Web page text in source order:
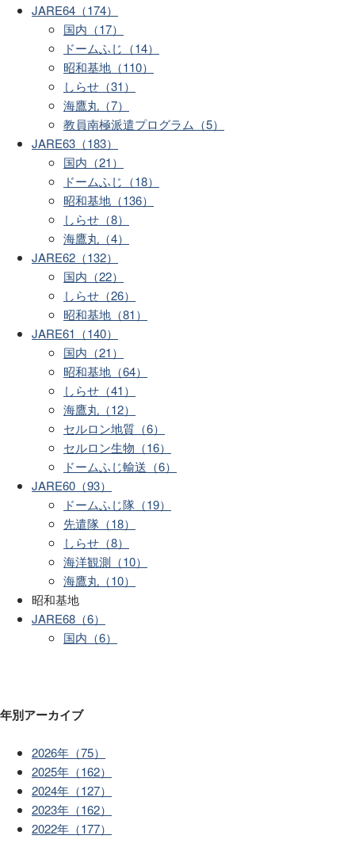
JARE64（174）
国内（17）
ドームふじ（14）
昭和基地（110）
しらせ（31）
海鷹丸（7）
教員南極派遣プログラム（5）
JARE63（183）
国内（21）
ドームふじ（18）
昭和基地（136）
しらせ（8）
海鷹丸（4）
JARE62（132）
国内（22）
しらせ（26）
昭和基地（81）
JARE61（140）
国内（21）
昭和基地（64）
しらせ（41）
海鷹丸（12）
セルロン地質（6）
セルロン生物（16）
ドームふじ輸送（6）
JARE60（93）
ドームふじ隊（19）
先遣隊（18）
しらせ（8）
海洋観測（10）
海鷹丸（10）
昭和基地
JARE68（6）
国内（6）
年別アーカイブ
2026年（75）
2025年（162）
2024年（127）
2023年（162）
2022年（177）